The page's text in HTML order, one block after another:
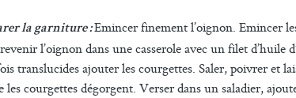
la garniture :Emincer finement l’oignon. Emincer
l’oignon dans une casserole avec un filet d’huile
translucides ajouter les courgettes. Saler, poivrer et
les courgettes dégorgent. Verser dans un saladier,